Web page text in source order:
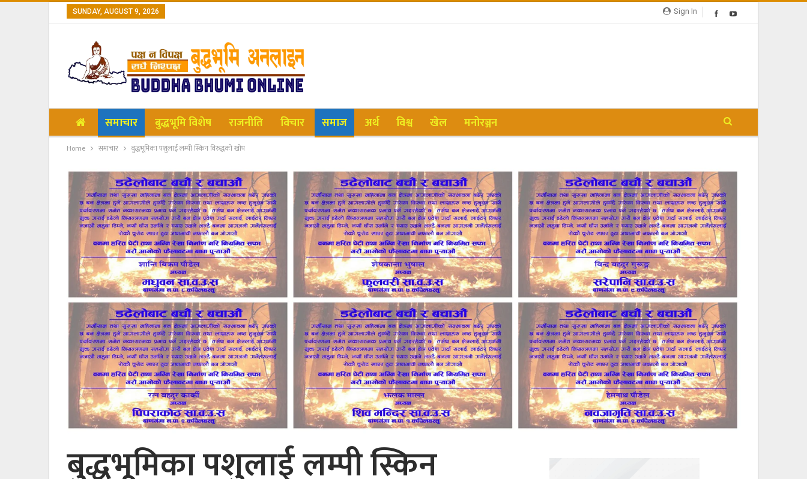
Sign In
SUNDAY, AUGUST 9, 2026
समाचार बुद्धभूमि विशेष राजनीति विचार समाज अर्थ विश्व खेल मनोरञ्जन
Home समाचार बुद्धभूमिका पशुलाई लम्पी स्किन विरुद्धको खोप
बुद्धभूमिका पशुलाई लम्पी स्किन